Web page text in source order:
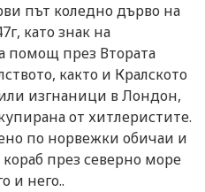
път коледно дърво на
като знак на
помощ през Втората
както и Кралското
изгнаници в Лондон,
от хитлеристите.
по норвежки обичаи и
кораб през северно море
и него..